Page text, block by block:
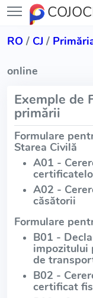
RO / CJ /
online
Exemple de
primării
Formulare
Starea Civilă
A01 -
A02 -
căsătorii
Formulare
B01 -
impozitului
de
B02 -
certificat